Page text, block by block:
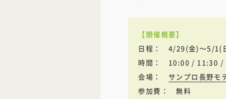
【開催概要】
日程： 4/29(金)～5/1(
時間： 10:00 / 11:30 /
会場： サンプロ長野モ
参加費： 無料